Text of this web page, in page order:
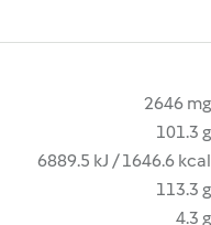
2646 mg
101.3 g
6889.5 kJ / 1646.6 kcal
113.3 g
4.3 g